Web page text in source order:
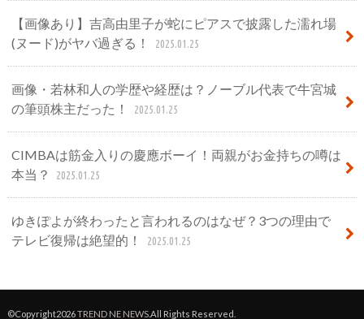
【画像あり】吉高由里子が蛇にピアスで披露した濡れ場
(ヌード)がヤバ過ぎる！
2025.01.25
画像・若林和人の学歴や経歴は？ノーブル代表で牛宮城
の筆頭株主だった！
2025.01.25
CIMBAは筋金入りの慶應ボーイ！両親がお金持ちの噂は
本当？
2025.01.25
ゆきぽよが終わったと言われるのはなぜ？3つの理由で
テレビ復帰は絶望的！
2025.01.25
©Copyright2026TREND NE NEWS.All Rights Reserved.